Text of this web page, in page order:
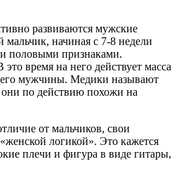
развиваются мужские
начиная с 7-8 недели
половыми признаками.
время на него действует масса
мужчины. Медики называют
по действию похожи на
от мальчиков, свои
логикой». Это кажется
плечи и фигура в виде гитары,